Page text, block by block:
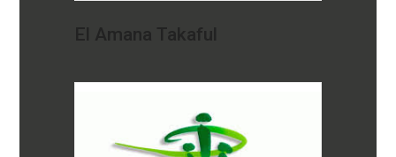
El Amana Takaful